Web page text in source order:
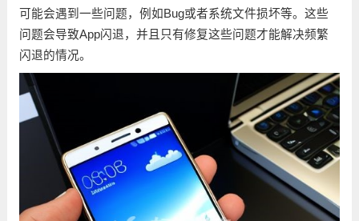
可能会遇到一些问题，例如Bug或者系统文件损坏等。这些
问题会导致App闪退，并且只有修复这些问题才能解决频繁
闪退的情况。